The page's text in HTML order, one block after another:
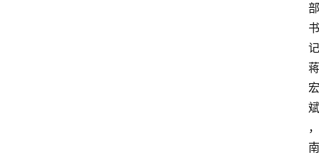
部
书
记
蒋
宏
斌
，
南